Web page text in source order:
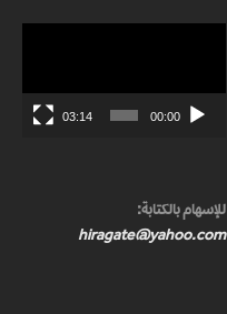
00:00
03:14
للإسهام بالكتابة:
hiragate@yahoo.com